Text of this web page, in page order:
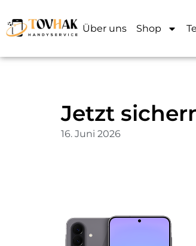
Über uns Shop
Jetzt
16. Juni 2026